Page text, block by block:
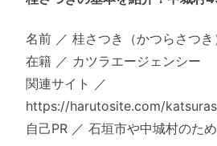
名前 ／ 桂さつき（かつらさつき
在籍 ／ カツラエージェンシー
関連サイト ／
https://harutosite.com/
自己PR ／ 石垣市や中城村のた